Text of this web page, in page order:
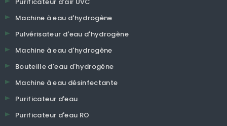
Machine à eau d'hydrogène
Pulvérisateur d'eau d'hydrogène
Machine à eau d'hydrogène
Bouteille d'eau d'hydrogène
Machine à eau désinfectante
Purificateur d'eau
Purificateur d'eau RO